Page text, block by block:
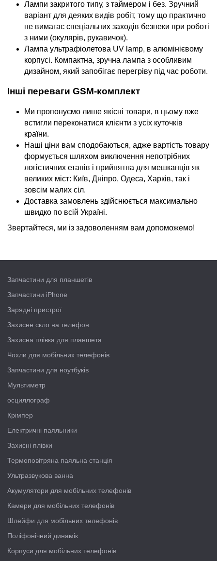
Лампи закритого типу, з таймером і без. Зручний
варіант для деяких видів робіт, тому що практично
не вимагає спеціальних заходів безпеки при роботі
з ними (окулярів, рукавичок).
Лампа ультрафіолетова UV lamp, в алюмінієвому
корпусі. Компактна, зручна лампа з особливим
дизайном, який запобігає перегріву під час роботи.
Інші переваги GSM-комплект
Ми пропонуємо лише якісні товари, в цьому вже
встигли переконатися клієнти з усіх куточків
країни.
Наші ціни вам сподобаються, адже вартість товару
формується шляхом виключення непотрібних
логістичних етапів і прийнятна для мешканців як
великих міст: Київ, Дніпро, Одеса, Харків, так і
зовсім малих сіл.
Доставка замовлень здійснюється максимально
швидко по всій Україні.
Звертайтеся, ми із задоволенням вам допоможемо!
Запчастини для планшетів
Запчастини iPhone
Зарядні пристрої
Захисне скло на телефон
Захисна плівка для планшета
Чохли для мобільних телефонів
Запчастини для ноутбуків
Мультиметр
осциллограф
Крімпер
Електричні паяльники
Захисні плівки
Термоповітряна паяльна станція
Ультразвукова ванна
Акумулятори для мобільних телефонів
Камери для мобільних телефонів
Шлейфи для мобільних телефонів
Поліфонічний динамік
Корпуси для мобільних телефонів